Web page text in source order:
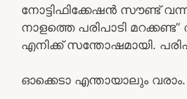
നോട്ടിഫിക്കേഷൻ സൗണ്ട്
നാളത്തെ പരിപാടി
എനിക്ക് സന്തോഷമായി.
ഓക്കെടാ എന്തായാലും